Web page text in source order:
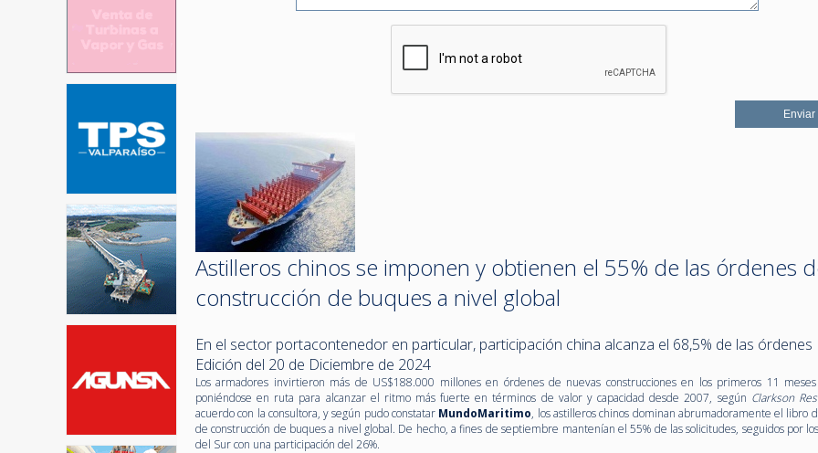
Astilleros chinos se imponen y obtienen el 55% de las órdenes
construcción de buques a nivel global
En el sector portacontenedor en particular, participación china alcanza el 68,5% de las órdenes
Edición del 20 de Diciembre de 2024
Los armadores invirtieron más de US$188.000 millones en órdenes de nuevas construcciones en los primeros 11
poniéndose en ruta para alcanzar el ritmo más fuerte en términos de valor y capacidad desde 2007, según Clarkson
acuerdo con la consultora, y según pudo constatar MundoMaritimo, los astilleros chinos dominan abrumadoramente el libro
de construcción de buques a nivel global. De hecho, a fines de septiembre mantenían el 55% de las solicitudes, seguidos por
del Sur con una participación del 26%.